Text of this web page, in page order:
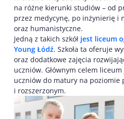
na różne kierunki studiów – od
przez medycynę, po inżynierię i
oraz humanistyczne.
Jedną z takich szkół jest liceum
Young Łódź. Szkoła ta oferuje
oraz dodatkowe zajęcia
uczniów. Głównym celem
uczniów do matury na poziomie
i rozszerzonym.